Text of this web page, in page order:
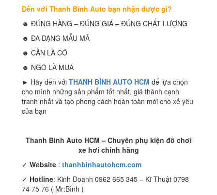
Đến với Thanh Bình Auto bạn nhận được gì?
☻ ĐÚNG HÀNG – ĐÚNG GIÁ – ĐÚNG CHẤT LƯỢNG
☻ ĐA DẠNG MẪU MÃ
☻ CẦN LÀ CÓ
☻ NGÓ LÀ MUA
► Hãy đến với THANH BÌNH AUTO HCM để lựa chọn
cho mình những sản phẩm tốt nhất, giá thành cạnh
tranh nhất và tạo phong cách hoàn toàn mới cho xế yêu
của bạn
Thanh Bình Auto HCM – Chuyên phụ kiện đồ chơi
xe hơi chính hãng
✓ Website : thanhbinhautohcm.com
✓ Hotline: Kinh Doanh 0962 665 345 – Kĩ Thuật 0798
74 75 76 ( Mr:Bình )